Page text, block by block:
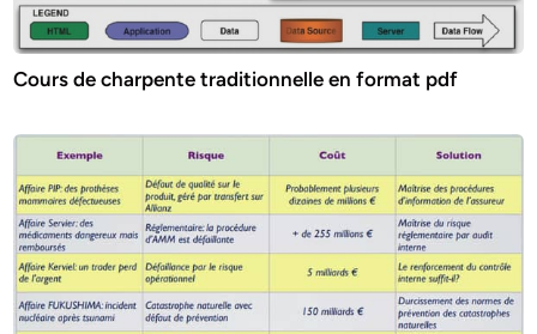
Cours de charpente traditionnelle en format pdf